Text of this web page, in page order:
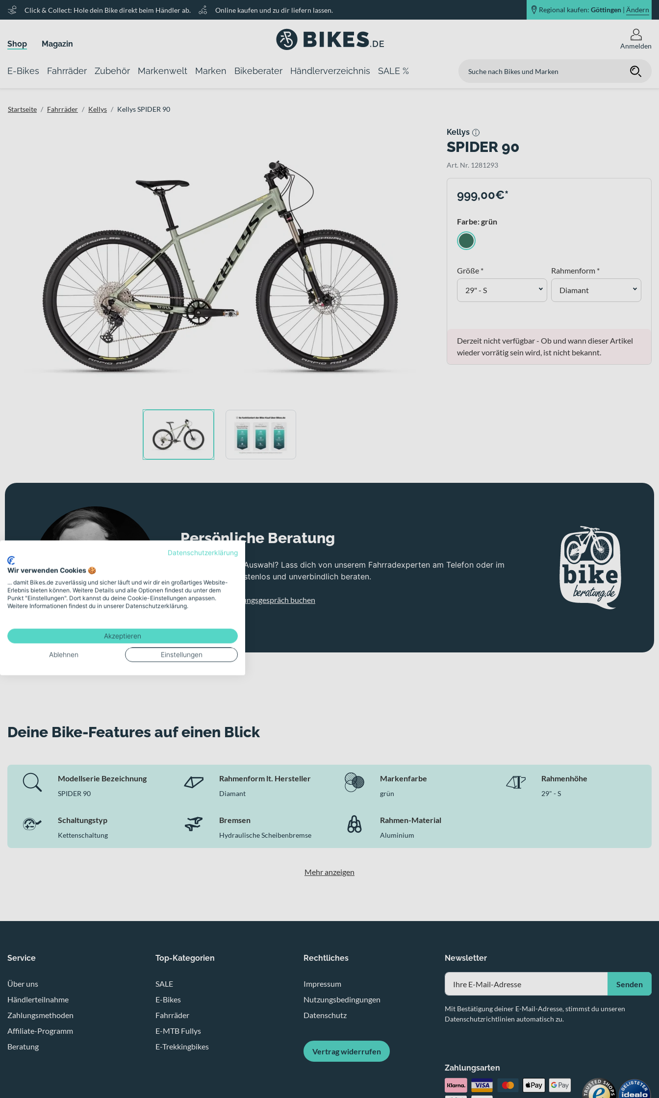
Click & Collect: Hole dein Bike direkt beim Händler ab. Online kaufen und zu dir liefern lassen. Regional kaufen: Göttingen | Ändern
Shop Magazin Anmelden
E-Bikes Fahrräder Zubehör Markenwelt Marken Bikeberater Händlerverzeichnis SALE %
Startseite Fahrräder Kellys Kellys SPIDER 90
Kellys
SPIDER 90
Art. Nr. 1281293
999,00€*
Farbe: grün
Größe *
29" - S
Rahmenform *
Diamant
Derzeit nicht verfügbar - Ob und wann dieser Artikel
wieder vorrätig sein wird, ist nicht bekannt.
Persönliche Beratung
Unsicher bei der Auswahl? Lass dich von unserem Fahrradexperten am Telefon oder im
Videomeeting kostenlos und unverbindlich beraten.
Kostenloses Beratungsgespräch buchen
Deine Bike-Features auf einen Blick
Modellserie Bezeichnung
SPIDER 90
Rahmenform lt. Hersteller
Diamant
Markenfarbe
grün
Rahmenhöhe
29" - S
Schaltungstyp
Kettenschaltung
Bremsen
Hydraulische Scheibenbremse
Rahmen-Material
Aluminium
Mehr anzeigen
Service
Über uns
Händlerteilnahme
Zahlungsmethoden
Affiliate-Programm
Beratung
Top-Kategorien
SALE
E-Bikes
Fahrräder
E-MTB Fullys
E-Trekkingbikes
Rechtliches
Impressum
Nutzungsbedingungen
Datenschutz
Vertrag widerrufen
Newsletter
Senden
Mit Bestätigung deiner E-Mail-Adresse, stimmst du unseren
Datenschutzrichtlinien automatisch zu.
Zahlungsarten
Datenschutzerklärung
Wir verwenden Cookies 🍪
... damit Bikes.de zuverlässig und sicher läuft und wir dir ein großartiges Website-
Erlebnis bieten können. Weitere Details und alle Optionen findest du unter dem
Punkt "Einstellungen". Dort kannst du deine Cookie-Einstellungen anpassen.
Weitere Informationen findest du in unserer Datenschutzerklärung.
Akzeptieren
Ablehnen Einstellungen